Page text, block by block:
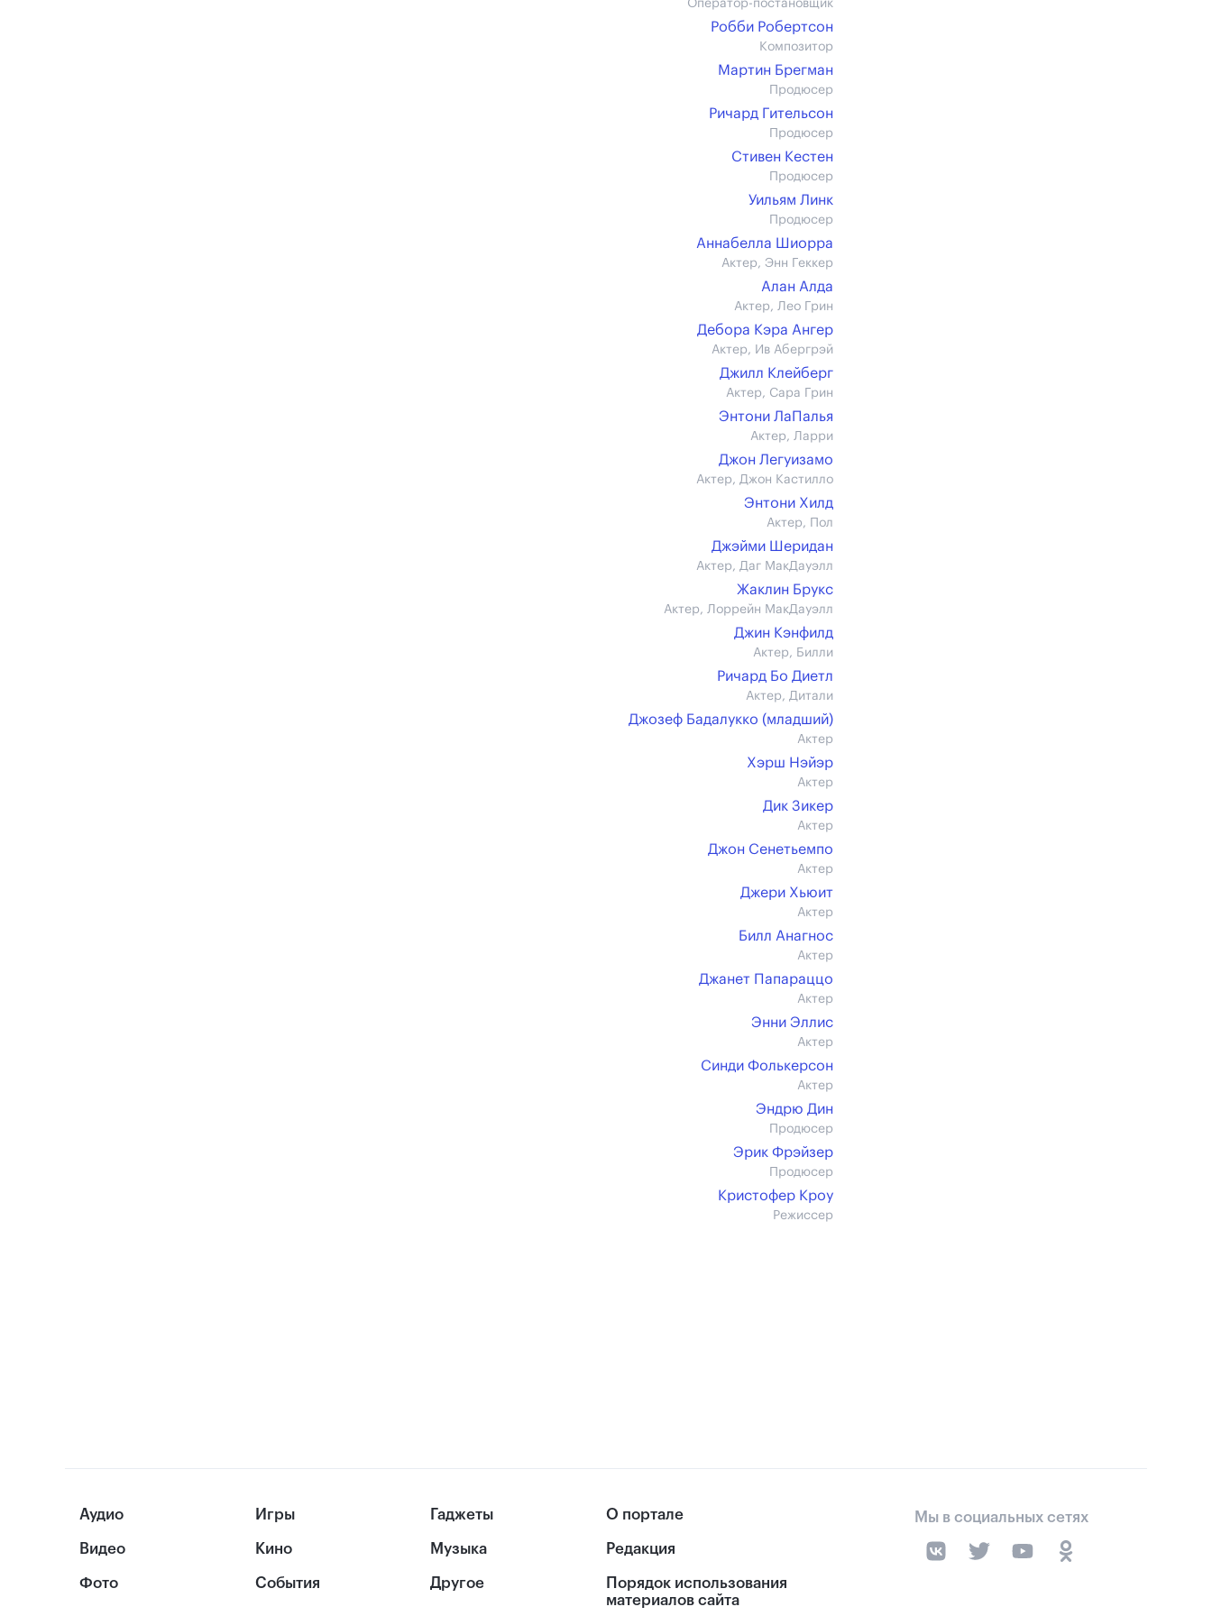
Оператор-постановщик
Робби Робертсон
Композитор
Мартин Брегман
Продюсер
Ричард Гительсон
Продюсер
Стивен Кестен
Продюсер
Уильям Линк
Продюсер
Аннабелла Шиорра
Актер, Энн Геккер
Алан Алда
Актер, Лео Грин
Дебора Кэра Ангер
Актер, Ив Абергрэй
Джилл Клейберг
Актер, Сара Грин
Энтони ЛаПалья
Актер, Ларри
Джон Легуизамо
Актер, Джон Кастилло
Энтони Хилд
Актер, Пол
Джэйми Шеридан
Актер, Даг МакДауэлл
Жаклин Брукс
Актер, Лоррейн МакДауэлл
Джин Кэнфилд
Актер, Билли
Ричард Бо Диетл
Актер, Дитали
Джозеф Бадалукко (младший)
Актер
Хэрш Нэйэр
Актер
Дик Зикер
Актер
Джон Сенетьемпо
Актер
Джери Хьюит
Актер
Билл Анагнос
Актер
Джанет Папараццо
Актер
Энни Эллис
Актер
Синди Фолькерсон
Актер
Эндрю Дин
Продюсер
Эрик Фрэйзер
Продюсер
Кристофер Кроу
Режиссер
Аудио
Видео
Фото
Игры
Кино
События
Гаджеты
Музыка
Другое
О портале
Редакция
Порядок использования
материалов сайта
Мы в социальных сетях